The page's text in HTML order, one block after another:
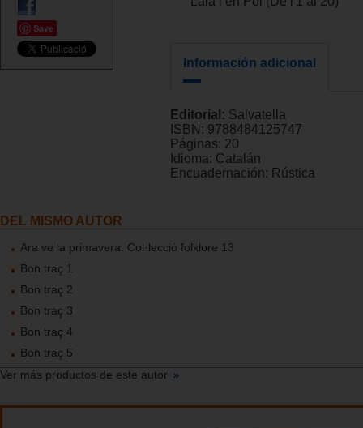
Save
Información adicional
Editorial: Salvatella
ISBN: 9788484125747
Páginas: 20
Idioma: Catalán
Encuadernación: Rústica
DEL MISMO AUTOR
Ara ve la primavera. Col·lecció folklore 13
Bon traç 1
Bon traç 2
Bon traç 3
Bon traç 4
Bon traç 5
Ver más productos de este autor